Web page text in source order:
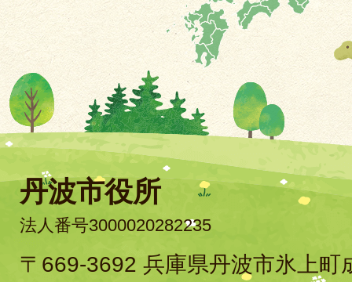
丹波市役所
法人番号3000020282235
〒669-3692 兵庫県丹波市氷上町